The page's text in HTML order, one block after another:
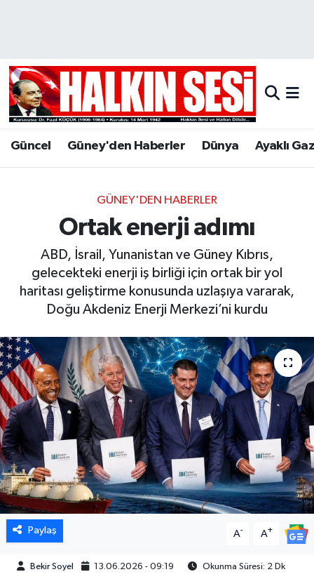
Güncel Güney'den Haberler Dünya Ayaklı
GÜNEY'DEN HABERLER
Ortak enerji adımı
ABD, İsrail, Yunanistan ve Güney Kıbrıs,
gelecekteki enerji iş birliği için ortak bir yol
haritası geliştirme konusunda uzlaşıya vararak,
Doğu Akdeniz Enerji Merkezi’ni kurdu
Paylaş A- A+
Bekir Soyel 13.06.2026 - 09:19 Okunma Süresi: 2 Dk
Hava Durumu
Trafik Durumu
Tüm Manşetler
Son Dakika Haberleri
Haber Arşivi